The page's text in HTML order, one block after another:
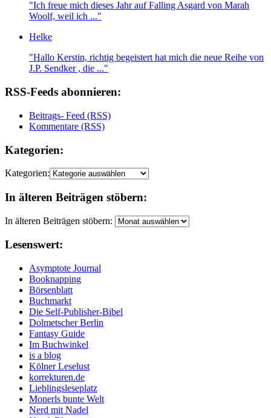
"Ich freue mich dieses Jahr auf Falling Asgard von Marah
Woolf, weil ich ..."
Helke
"Hallo Kerstin, richtig begeistert hat mich die neue Reihe von
J.P. Sendker , die ..."
RSS-Feeds abonnieren:
Beitrags- Feed (RSS)
Kommentare (RSS)
Kategorien:
Kategorien:
In älteren Beiträgen stöbern:
In älteren Beiträgen stöbern:
Lesenswert:
Asymptote Journal
Booknapping
Börsenblatt
Buchmarkt
Die Self-Publisher-Bibel
Dolmetscher Berlin
Fantasy Guide
Im Buchwinkel
is a blog
Kölner Leselust
korrekturen.de
Lieblingsleseplatz
Monerls bunte Welt
Nerd mit Nadel